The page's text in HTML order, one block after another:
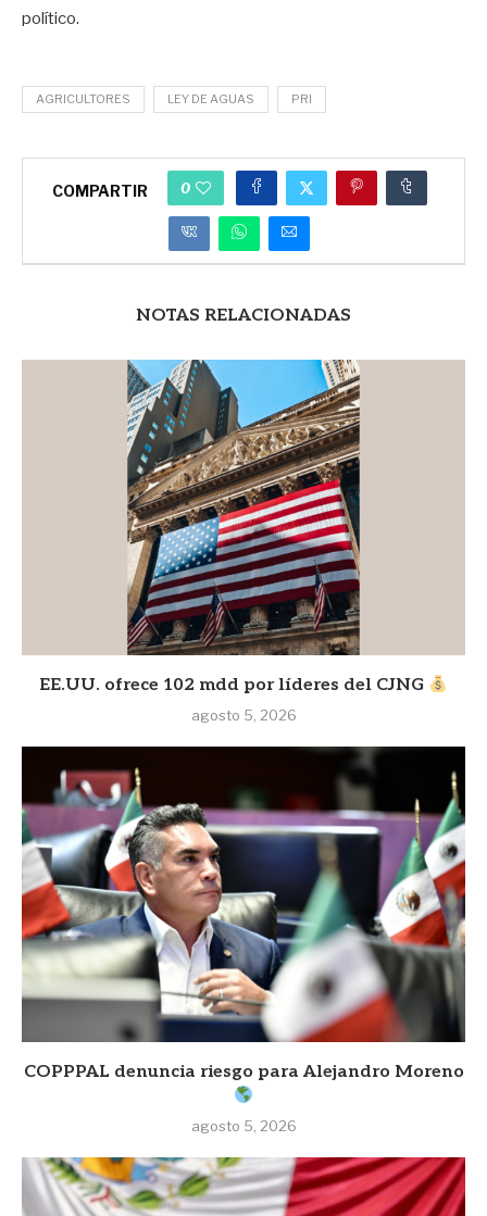
político.
AGRICULTORES LEY DE AGUAS PRI
COMPARTIR 0
NOTAS RELACIONADAS
EE.UU. ofrece 102 mdd por líderes del CJNG
agosto 5, 2026
COPPPAL denuncia riesgo para Alejandro Moreno
agosto 5, 2026